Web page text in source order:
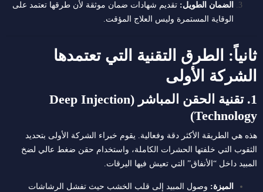
الضمان الطويل: تقديم شهادات ضمان موثقة لأن طرقها تعتمد على
الوقاية المستمرة وليس العلاج المؤقت.
ثانياً: الطرق التقنية التي تعتمدها
الشركة الأولى
1. تقنية الحقن المباشر (Deep Injection
Technology)
هذه هي الطريقة الأكثر دقة وفعالية. يقوم خبراء الشركة الأولى بتحديد
الثقوب التي خلفتها الحشرات الكاملة، واستخدام حقن ضغط عالي لضخ
المبيد داخل “الأنفاق” التي تعيش فيها اليرقات.
الميزة: وصول المبيد إلى قلب الخشب حيث تفشل الرشاشات